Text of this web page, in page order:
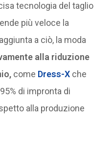
tecnologia del taglio
più veloce la
a ciò, la moda
alla riduzione
come Dress-Xche
di impronta di
alla produzione